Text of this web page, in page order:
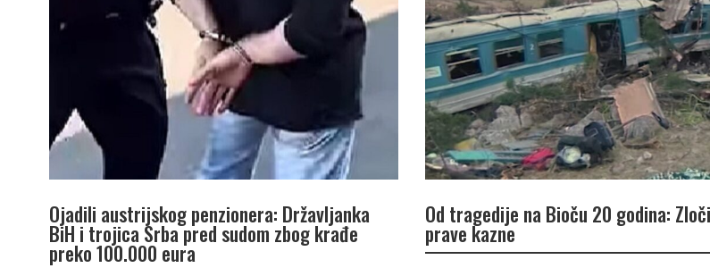
Ojadili austrijskog penzionera: Državljanka
BiH i trojica Srba pred sudom zbog krađe
preko 100.000 eura
Od tragedije na Bioču 20 godina:
prave kazne